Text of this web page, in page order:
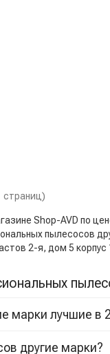
страниц)
Shop-AVD по
пылесосов
2-я, дом 5
марки лучшие в
другие марки?